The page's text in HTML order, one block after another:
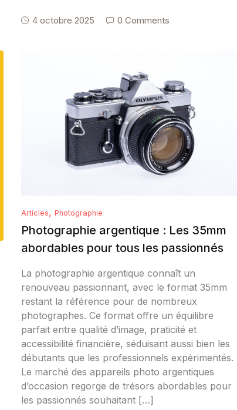
4 octobre 2025 0 Comments
Articles, Photographie
Photographie argentique : Les 35mm
abordables pour tous les passionnés
La photographie argentique connaît un
renouveau passionnant, avec le format 35mm
restant la référence pour de nombreux
photographes. Ce format offre un équilibre
parfait entre qualité d’image, praticité et
accessibilité financière, séduisant aussi bien les
débutants que les professionnels expérimentés.
Le marché des appareils photo argentiques
d’occasion regorge de trésors abordables pour
les passionnés souhaitant […]